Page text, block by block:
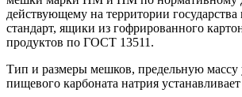
действующему на территории
стандарт, ящики из гофрированного
продуктов по ГОСТ 13511.
Тип и размеры мешков, предельную массу
пищевого карбоната натрия устанавливает